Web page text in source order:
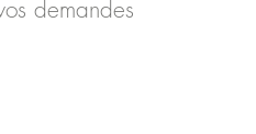
demandes